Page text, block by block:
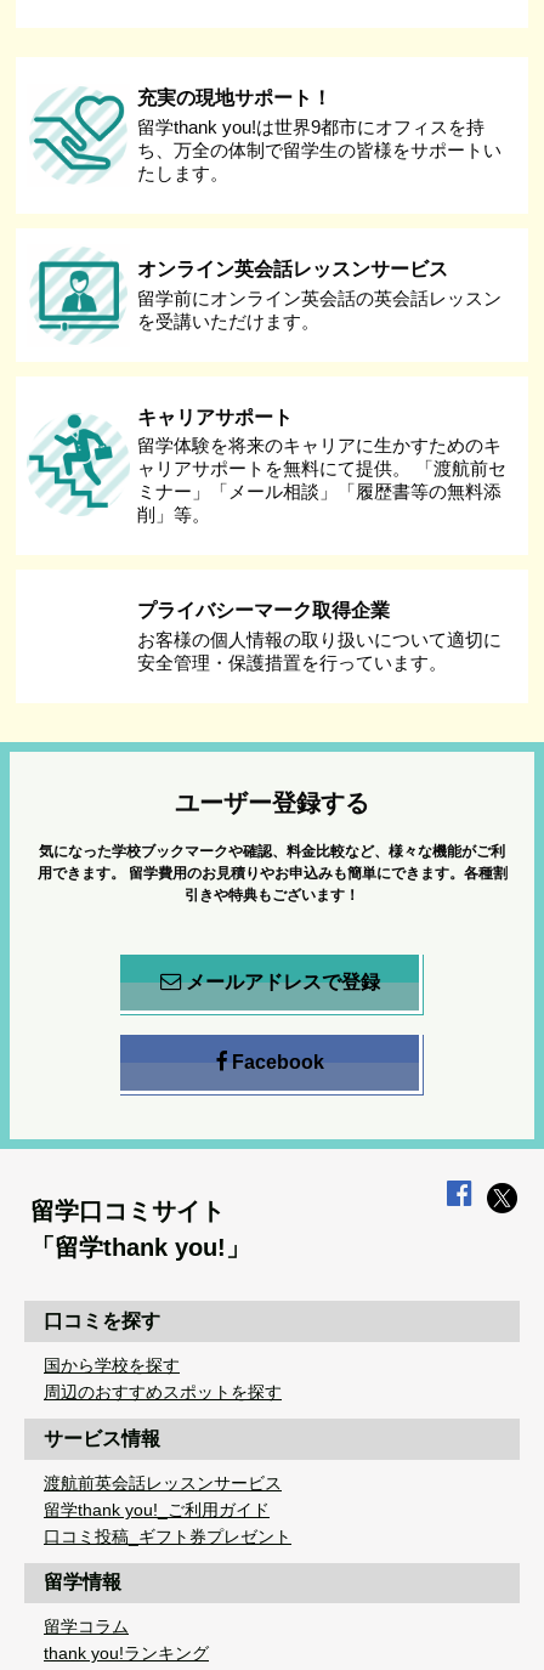
充実の現地サポート！
留学thank you!は世界9都市にオフィスを持
ち、万全の体制で留学生の皆様をサポートい
たします。
オンライン英会話レッスンサービス
留学前にオンライン英会話の英会話レッスン
を受講いただけます。
キャリアサポート
留学体験を将来のキャリアに生かすためのキ
ャリアサポートを無料にて提供。 「渡航前セ
ミナー」「メール相談」「履歴書等の無料添
削」等。
プライバシーマーク取得企業
お客様の個人情報の取り扱いについて適切に
安全管理・保護措置を行っています。
ユーザー登録する
気になった学校ブックマークや確認、料金比較など、様々な機能がご利
用できます。
留学費用のお見積りやお申込みも簡単にできます。各種割
引きや特典もございます！
メールアドレスで登録
Facebook
留学口コミサイト
「留学thank you!」
口コミを探す
国から学校を探す
周辺のおすすめスポットを探す
サービス情報
渡航前英会話レッスンサービス
留学thank you!_ご利用ガイド
口コミ投稿_ギフト券プレゼント
留学情報
留学コラム
thank you!ランキング